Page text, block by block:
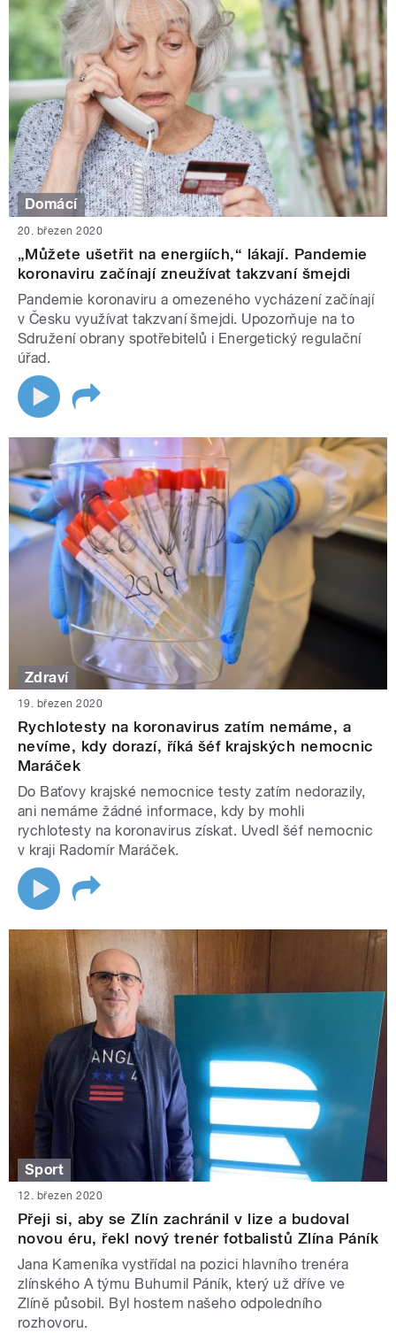
Domácí
20. březen 2020
„Můžete ušetřit na energiích,“ lákají. Pandemie
koronaviru začínají zneužívat takzvaní šmejdi
Pandemie koronaviru a omezeného vycházení začínají
v Česku využívat takzvaní šmejdi. Upozorňuje na to
Sdružení obrany spotřebitelů i Energetický regulační
úřad.
Zdraví
19. březen 2020
Rychlotesty na koronavirus zatím nemáme, a
nevíme, kdy dorazí, říká šéf krajských nemocnic
Maráček
Do Baťovy krajské nemocnice testy zatím nedorazily,
ani nemáme žádné informace, kdy by mohli
rychlotesty na koronavirus získat. Uvedl šéf nemocnic
v kraji Radomír Maráček.
Sport
12. březen 2020
Přeji si, aby se Zlín zachránil v lize a budoval
novou éru, řekl nový trenér fotbalistů Zlína Páník
Jana Kameníka vystřídal na pozici hlavního trenéra
zlínského A týmu Buhumil Páník, který už dříve ve
Zlíně působil. Byl hostem našeho odpoledního
rozhovoru.